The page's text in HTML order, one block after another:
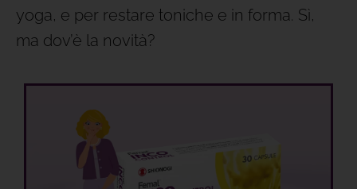
yoga, e per restare toniche e in forma. Sì,
ma dov’è la novità?